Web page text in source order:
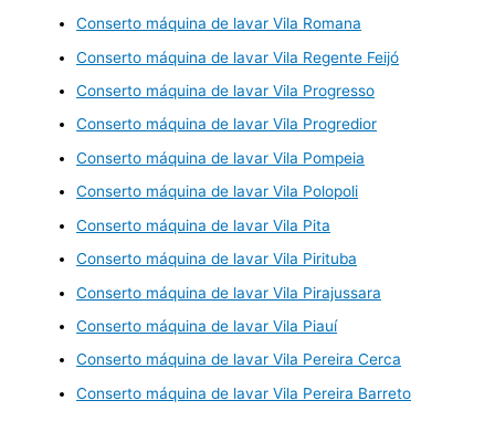
Conserto máquina de lavar Vila Romana
Conserto máquina de lavar Vila Regente Feijó
Conserto máquina de lavar Vila Progresso
Conserto máquina de lavar Vila Progredior
Conserto máquina de lavar Vila Pompeia
Conserto máquina de lavar Vila Polopoli
Conserto máquina de lavar Vila Pita
Conserto máquina de lavar Vila Pirituba
Conserto máquina de lavar Vila Pirajussara
Conserto máquina de lavar Vila Piauí
Conserto máquina de lavar Vila Pereira Cerca
Conserto máquina de lavar Vila Pereira Barreto